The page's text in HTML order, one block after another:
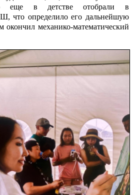
еще в детстве отобрали в
что определило его дальнейшую
окончил механико-математический